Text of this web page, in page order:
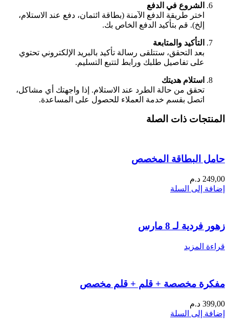
الشروع في الدفع
اختر طريقة الدفع الآمنة (بطاقة ائتمان، دفع عند الاستلام،
إلخ). قم بتأكيد الدفع الخاص بك.
التأكيد والمتابعة
بعد التحقق، ستتلقى رسالة تأكيد بالبريد الإلكتروني تحتوي
على تفاصيل طلبك ورابط لتتبع التسليم.
استلام هديتك
تحقق من حالة الطرد عند الاستلام. إذا واجهتك أي مشاكل،
اتصل بقسم خدمة العملاء للحصول على المساعدة.
المنتجات ذات الصلة
حامل البطاقة المخصص
249,00 د.م
إضافة إلى السلة
زهور فردية لـ 8 مارس
قراءة المزيد
مفكرة مخصصة + قلم + قلم مخصص
399,00 د.م
إضافة إلى السلة